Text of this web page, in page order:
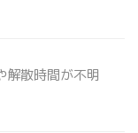
解散時間が不明